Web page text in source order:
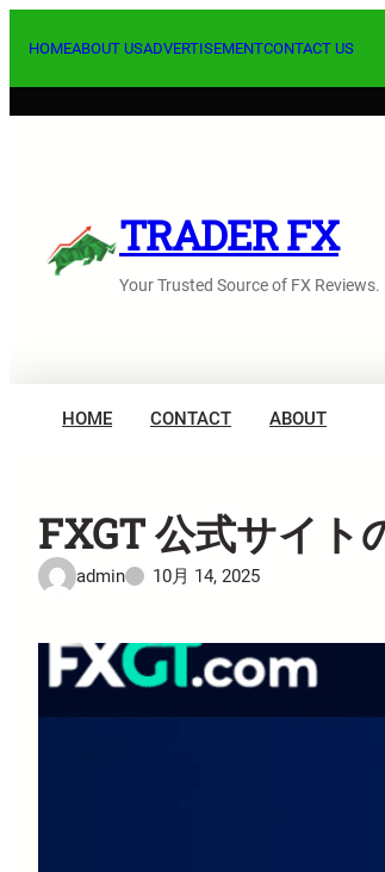
HOMEABOUT USADVERTISEMENTCONTACT US
TRADER FX
Your Trusted Source of FX Reviews.
HOME CONTACT ABOUT
FXGT 公式サイト
admin 10月 14, 2025